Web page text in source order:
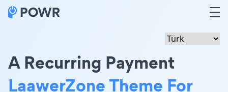
A Recurring Payment
LaawerZone Theme For